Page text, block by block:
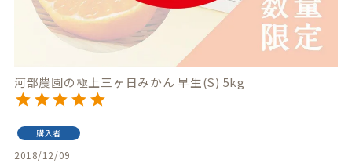
河部農園の極上三ヶ日みかん 早生(S) 5kg
購入者
2018/12/09